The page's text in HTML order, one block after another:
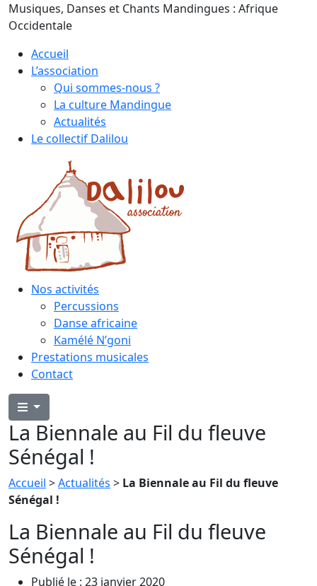
Skip
to
Musiques, Danses et Chants Mandingues : Afrique
Occidentale
Accueil
L’association
Qui sommes-nous ?
La culture Mandingue
Actualités
Le collectif Dalilou
Nos activités
Percussions
Danse africaine
Kamélé N’goni
Prestations musicales
Contact
La Biennale au Fil du fleuve
Sénégal !
Accueil >Actualités > La Biennale au Fil du fleuve
Sénégal !
La Biennale au Fil du fleuve
Sénégal !
Publié le : 23 janvier 2020